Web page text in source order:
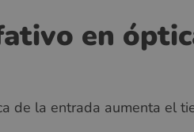
en
de la entrada aumenta el